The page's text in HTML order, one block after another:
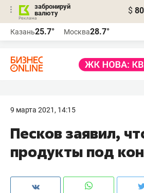
забронируй
валюту
$
Казань25.7° Москва28.7°
9 марта 2021, 14:15
Песков заявил,
продукты под